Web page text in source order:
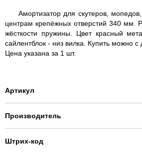
Амортизатор для скутеров,
центрам крепёжных отверстий 340 мм.
жёсткости пружины. Цвет красный
сайлентблок - низ вилка. Купить можно
Цена указана за 1 шт.
Артикул
Производитель
Штрих-код